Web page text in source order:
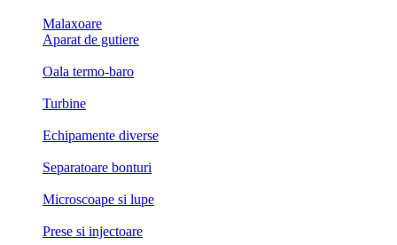
Malaxoare
Aparat de gutiere
Oala termo-baro
Turbine
Echipamente diverse
Separatoare bonturi
Microscoape si lupe
Prese si injectoare